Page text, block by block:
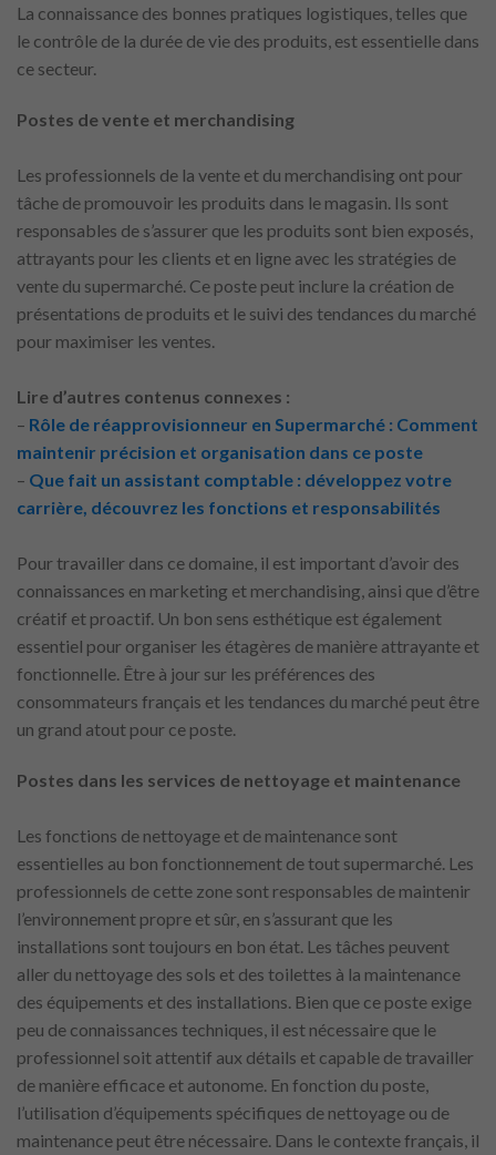
La connaissance des bonnes pratiques logistiques, telles que
le contrôle de la durée de vie des produits, est essentielle dans
ce secteur.
Postes de vente et merchandising
Les professionnels de la vente et du merchandising ont pour
tâche de promouvoir les produits dans le magasin. Ils sont
responsables de s’assurer que les produits sont bien exposés,
attrayants pour les clients et en ligne avec les stratégies de
vente du supermarché. Ce poste peut inclure la création de
présentations de produits et le suivi des tendances du marché
pour maximiser les ventes.
Lire d’autres contenus connexes :
– Rôle de réapprovisionneur en Supermarché : Comment
maintenir précision et organisation dans ce poste
– Que fait un assistant comptable : développez votre
carrière, découvrez les fonctions et responsabilités
Pour travailler dans ce domaine, il est important d’avoir des
connaissances en marketing et merchandising, ainsi que d’être
créatif et proactif. Un bon sens esthétique est également
essentiel pour organiser les étagères de manière attrayante et
fonctionnelle. Être à jour sur les préférences des
consommateurs français et les tendances du marché peut être
un grand atout pour ce poste.
Postes dans les services de nettoyage et maintenance
Les fonctions de nettoyage et de maintenance sont
essentielles au bon fonctionnement de tout supermarché. Les
professionnels de cette zone sont responsables de maintenir
l’environnement propre et sûr, en s’assurant que les
installations sont toujours en bon état. Les tâches peuvent
aller du nettoyage des sols et des toilettes à la maintenance
des équipements et des installations. Bien que ce poste exige
peu de connaissances techniques, il est nécessaire que le
professionnel soit attentif aux détails et capable de travailler
de manière efficace et autonome. En fonction du poste,
l’utilisation d’équipements spécifiques de nettoyage ou de
maintenance peut être nécessaire. Dans le contexte français, il